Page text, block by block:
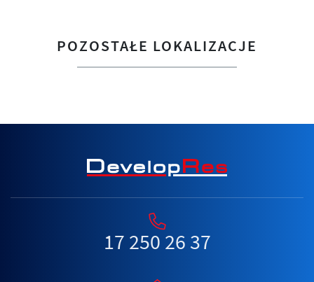
POZOSTAŁE LOKALIZACJE
17 250 26 37